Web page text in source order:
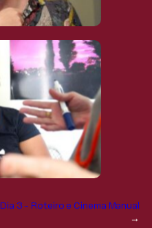
Dia 3 – Roteiro e Cinema Manual
→